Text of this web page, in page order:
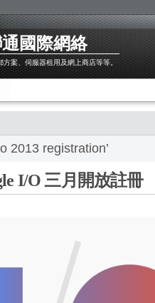
國際網絡
案、伺服器租用及網上商店等等。
2013 registration’
I/O 三月開放註冊